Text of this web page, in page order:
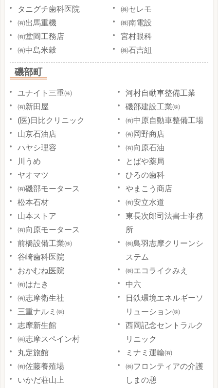
タニグチ歯科医院
㈲出馬重機
㈲堂岡工務店
㈲中島米穀
㈱セレモ
㈱南電設
宮村眼科
㈱石吉組
磯部町
ユナイト三重㈱
㈲新田屋
(医)日比クリニック
山京石油店
ハヤシ理容
川うめ
ヤオマツ
㈲磯部モータース
松本石材
山本ストア
㈲向原モータース
前橋設備工業㈱
谷崎歯科医院
おかむね医院
㈲はたき
㈲志摩衛生社
三重ナルミ㈱
志摩新生館
㈱志摩スペイン村
丸定旅館
㈲佐藤養殖場
いかだ荘山上
河村自動車整備工業
磯部建設工業㈱
㈲中原自動車整備工場
㈲岡野商店
㈲向原石油
とばや薬局
ひろの歯科
やまこう商店
㈲安立水道
東長次郎司法書士事務
所
㈱鳥羽志摩クリーンシ
ステム
㈱エコライクみえ
中六
日鉄環境エネルギーソ
リューション㈱
西岡記念セントラルク
リニック
ミナミ運輸㈲
㈱フロンティアの介護
しまの憩